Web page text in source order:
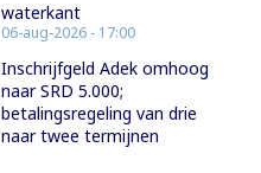
waterkant
06-aug-2026 - 17:00
Inschrijfgeld Adek omhoog
naar SRD 5.000;
betalingsregeling van drie
naar twee termijnen